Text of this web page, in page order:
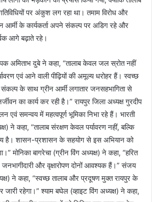
पर अंकुश लग रहा था। तमाम विरोध और
आर्मी के कार्यकर्ता अपने संकल्प पर अडिग रहे और
आगे बढ़ाते रहे।
अमिताभ दुबे ने कहा, “तालाब केवल जल स्रोत नहीं
एवं आने वाली पीढ़ियों की अमूल्य धरोहर हैं। स्वच्छ
के साथ ग्रीन आर्मी लगातार जनसहभागिता से
का कार्य कर रही है।” रायपुर जिला अध्यक्ष गुरदीप
एवं समन्वय में महत्वपूर्ण भूमिका निभा रहे हैं। भारती
ने कहा, “तालाब संरक्षण केवल पर्यावरण नहीं, बल्कि
है। शासन-प्रशासन के सहयोग से इस अभियान को
मोनिका बागरेचा (ग्रीन विंग अध्यक्ष) ने कहा, “हरित
जनभागीदारी और वृक्षारोपण दोनों आवश्यक हैं।” संजय
ने कहा, “स्वच्छ तालाब और प्रदूषण मुक्त रायपुर के
जारी रहेगा।” श्याम बघेल (व्हाइट विंग अध्यक्ष) ने कहा,